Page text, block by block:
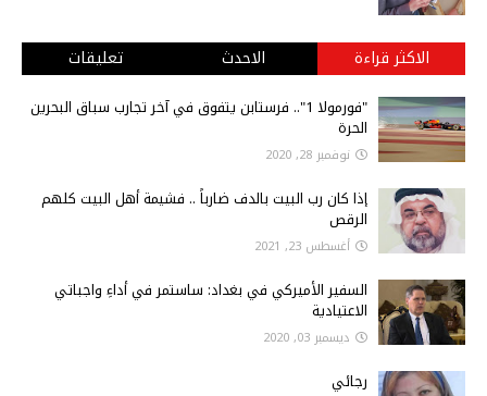
الاكثر قراءة الاحدث تعليقات
"فورمولا 1".. فرستابن يتفوق في آخر تجارب سباق البحرين
الحرة
نوفمبر 28, 2020
إذا كان رب البيت بالدف ضارباً .. فشيمة أهل البيت كلهم
الرقص
أغسطس 23, 2021
السفير الأميركي في بغداد: ساستمر في أداءِ واجباتي
الاعتيادية
ديسمبر 03, 2020
رجائي